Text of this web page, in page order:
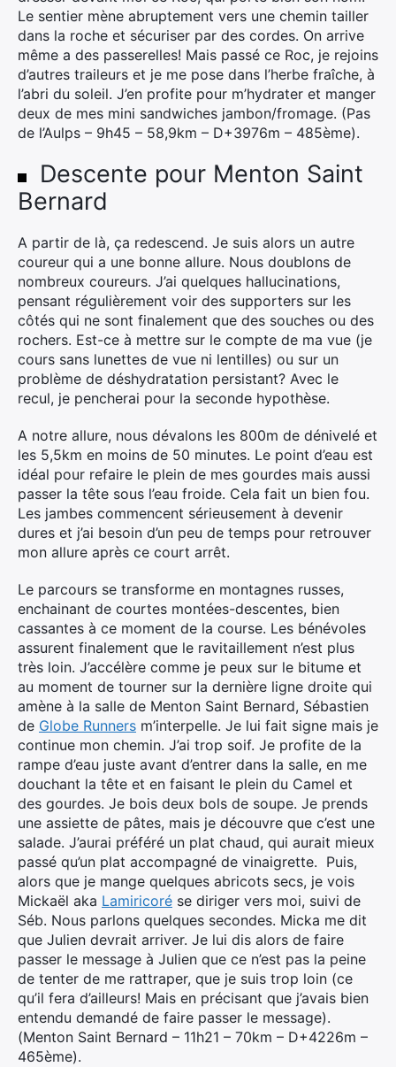
Le sentier mène abruptement vers une chemin tailler
dans la roche et sécuriser par des cordes. On arrive
même a des passerelles! Mais passé ce Roc, je rejoins
d’autres traileurs et je me pose dans l’herbe fraîche, à
l’abri du soleil. J’en profite pour m’hydrater et manger
deux de mes mini sandwiches jambon/fromage. (Pas
de l’Aulps – 9h45 – 58,9km – D+3976m – 485ème).
Descente pour Menton Saint
Bernard
A partir de là, ça redescend. Je suis alors un autre
coureur qui a une bonne allure. Nous doublons de
nombreux coureurs. J’ai quelques hallucinations,
pensant régulièrement voir des supporters sur les
côtés qui ne sont finalement que des souches ou des
rochers. Est-ce à mettre sur le compte de ma vue (je
cours sans lunettes de vue ni lentilles) ou sur un
problème de déshydratation persistant? Avec le
recul, je pencherai pour la seconde hypothèse.
A notre allure, nous dévalons les 800m de dénivelé et
les 5,5km en moins de 50 minutes. Le point d’eau est
idéal pour refaire le plein de mes gourdes mais aussi
passer la tête sous l’eau froide. Cela fait un bien fou.
Les jambes commencent sérieusement à devenir
dures et j’ai besoin d’un peu de temps pour retrouver
mon allure après ce court arrêt.
Le parcours se transforme en montagnes russes,
enchainant de courtes montées-descentes, bien
cassantes à ce moment de la course. Les bénévoles
assurent finalement que le ravitaillement n’est plus
très loin. J’accélère comme je peux sur le bitume et
au moment de tourner sur la dernière ligne droite qui
amène à la salle de Menton Saint Bernard, Sébastien
de Globe Runners m’interpelle. Je lui fait signe mais je
continue mon chemin. J’ai trop soif. Je profite de la
rampe d’eau juste avant d’entrer dans la salle, en me
douchant la tête et en faisant le plein du Camel et
des gourdes. Je bois deux bols de soupe. Je prends
une assiette de pâtes, mais je découvre que c’est une
salade. J’aurai préféré un plat chaud, qui aurait mieux
passé qu’un plat accompagné de vinaigrette. Puis,
alors que je mange quelques abricots secs, je vois
Mickaël aka Lamiricoré se diriger vers moi, suivi de
Séb. Nous parlons quelques secondes. Micka me dit
que Julien devrait arriver. Je lui dis alors de faire
passer le message à Julien que ce n’est pas la peine
de tenter de me rattraper, que je suis trop loin (ce
qu’il fera d’ailleurs! Mais en précisant que j’avais bien
entendu demandé de faire passer le message).
(Menton Saint Bernard – 11h21 – 70km – D+4226m –
465ème).